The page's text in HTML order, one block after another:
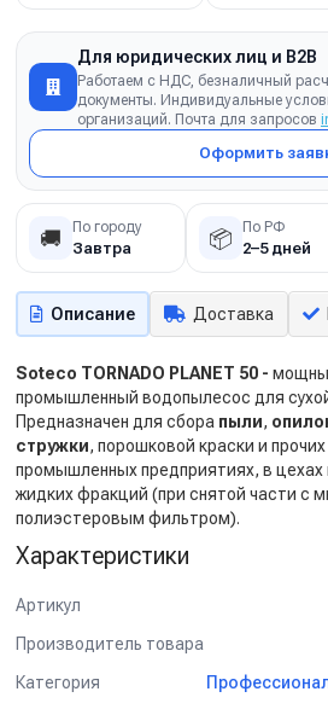
Для юридических лиц и B2B
Работаем с НДС, безналичный
документы. Индивидуальные
организаций. Почта для запросов
Оформить
🚚 По городу
Завтра 📦 По РФ
2–5 дней
Описание Доставка
Soteco TORNADO PLANET 50 -
промышленный водопылесос для
Предназначен для сбора пыли,
стружки, порошковой краски и
промышленных предприятиях, в цехах
жидких фракций (при снятой части с
полиэстеровым фильтром).
Характеристики
Артикул
Производитель товара
Категория